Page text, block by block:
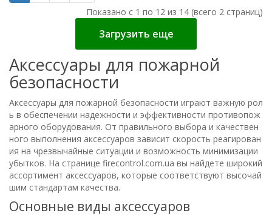
Показано с 1 по 12 из 14 (всего 2 страниц)
Загрузить еще
Аксессуары для пожарной
безопасности
Аксессуары для пожарной безопасности играют важную рол
ь в обеспечении надежности и эффективности противопож
арного оборудования. От правильного выбора и качествен
ного выполнения аксессуаров зависит скорость реагирован
ия на чрезвычайные ситуации и возможность минимизации
убытков. На странице firecontrol.com.ua вы найдете широкий
ассортимент аксессуаров, которые соответствуют высочай
шим стандартам качества.
Основные виды аксессуаров